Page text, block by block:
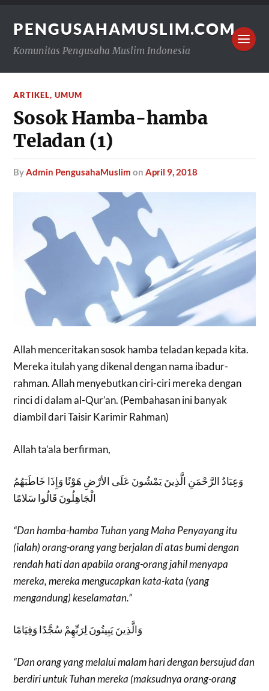
PENGUSAHAMUSLIM.COM
Komunitas Pengusaha Muslim Indonesia
ARTIKEL,UMUM
Sosok Hamba-hamba
Teladan (1)
byAdmin PengusahaMuslim onApril 9, 2018
Allah menceritakan sosok hamba teladan kepada kita.
Mereka itulah yang dikenal dengan nama ibadur-
rahman. Allah menyebutkan ciri-ciri mereka dengan
rinci di dalam al-Qur’an. (Pembahasan ini banyak
diambil dari Taisir Karimir Rahman)
Allah ta’ala berfirman,
وَعِبَادُ الرَّحْمَنِ الَّذِينَ يَمْشُونَ عَلَى الأرْضِ هَوْنًا وَإِذَا خَاطَبَهُمُ
الْجَاهِلُونَ قَالُوا سَلامًا
“Dan hamba-hamba Tuhan yang Maha Penyayang itu
(ialah) orang-orang yang berjalan di atas bumi dengan
rendah hati dan apabila orang-orang jahil menyapa
mereka, mereka mengucapkan kata-kata (yang
mengandung) keselamatan.”
وَالَّذِينَ يَبِيتُونَ لِرَبِّهِمْ سُجَّدًا وَقِيَامًا
“Dan orang yang melalui malam hari dengan bersujud dan
berdiri untuk Tuhan mereka (maksudnya orang-orang